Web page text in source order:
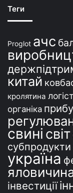
ї
Теги
Proglot ачс
китай
кролятина
органіка
свині світ
субпродукти
україна
інвестиції